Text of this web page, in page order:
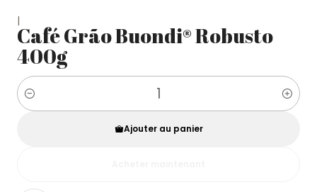
|
Café Grão Buondi® Robusto
400g
Quantité
Ajouter au panier